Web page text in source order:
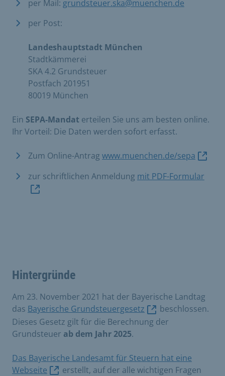
per Mail: grundsteuer.ska@muenchen.de
per Post:
Landeshauptstadt München
Stadtkämmerei
SKA 4.2 Grundsteuer
Postfach 201951
80019 München
Ein SEPA-Mandat erteilen Sie uns am besten online.
Ihr Vorteil: Die Daten werden sofort erfasst.
Zum Online-Antrag www.muenchen.de/sepa
zur schriftlichen Anmeldung mit PDF-Formular
Hintergründe
Am 23. November 2021 hat der Bayerische Landtag
das Bayerische Grundsteuergesetz
beschlossen.
Dieses Gesetz gilt für die Berechnung der
Grundsteuer ab dem Jahr 2025.
Das Bayerische Landesamt für Steuern hat eine
Webseite
erstellt, auf der alle wichtigen Fragen